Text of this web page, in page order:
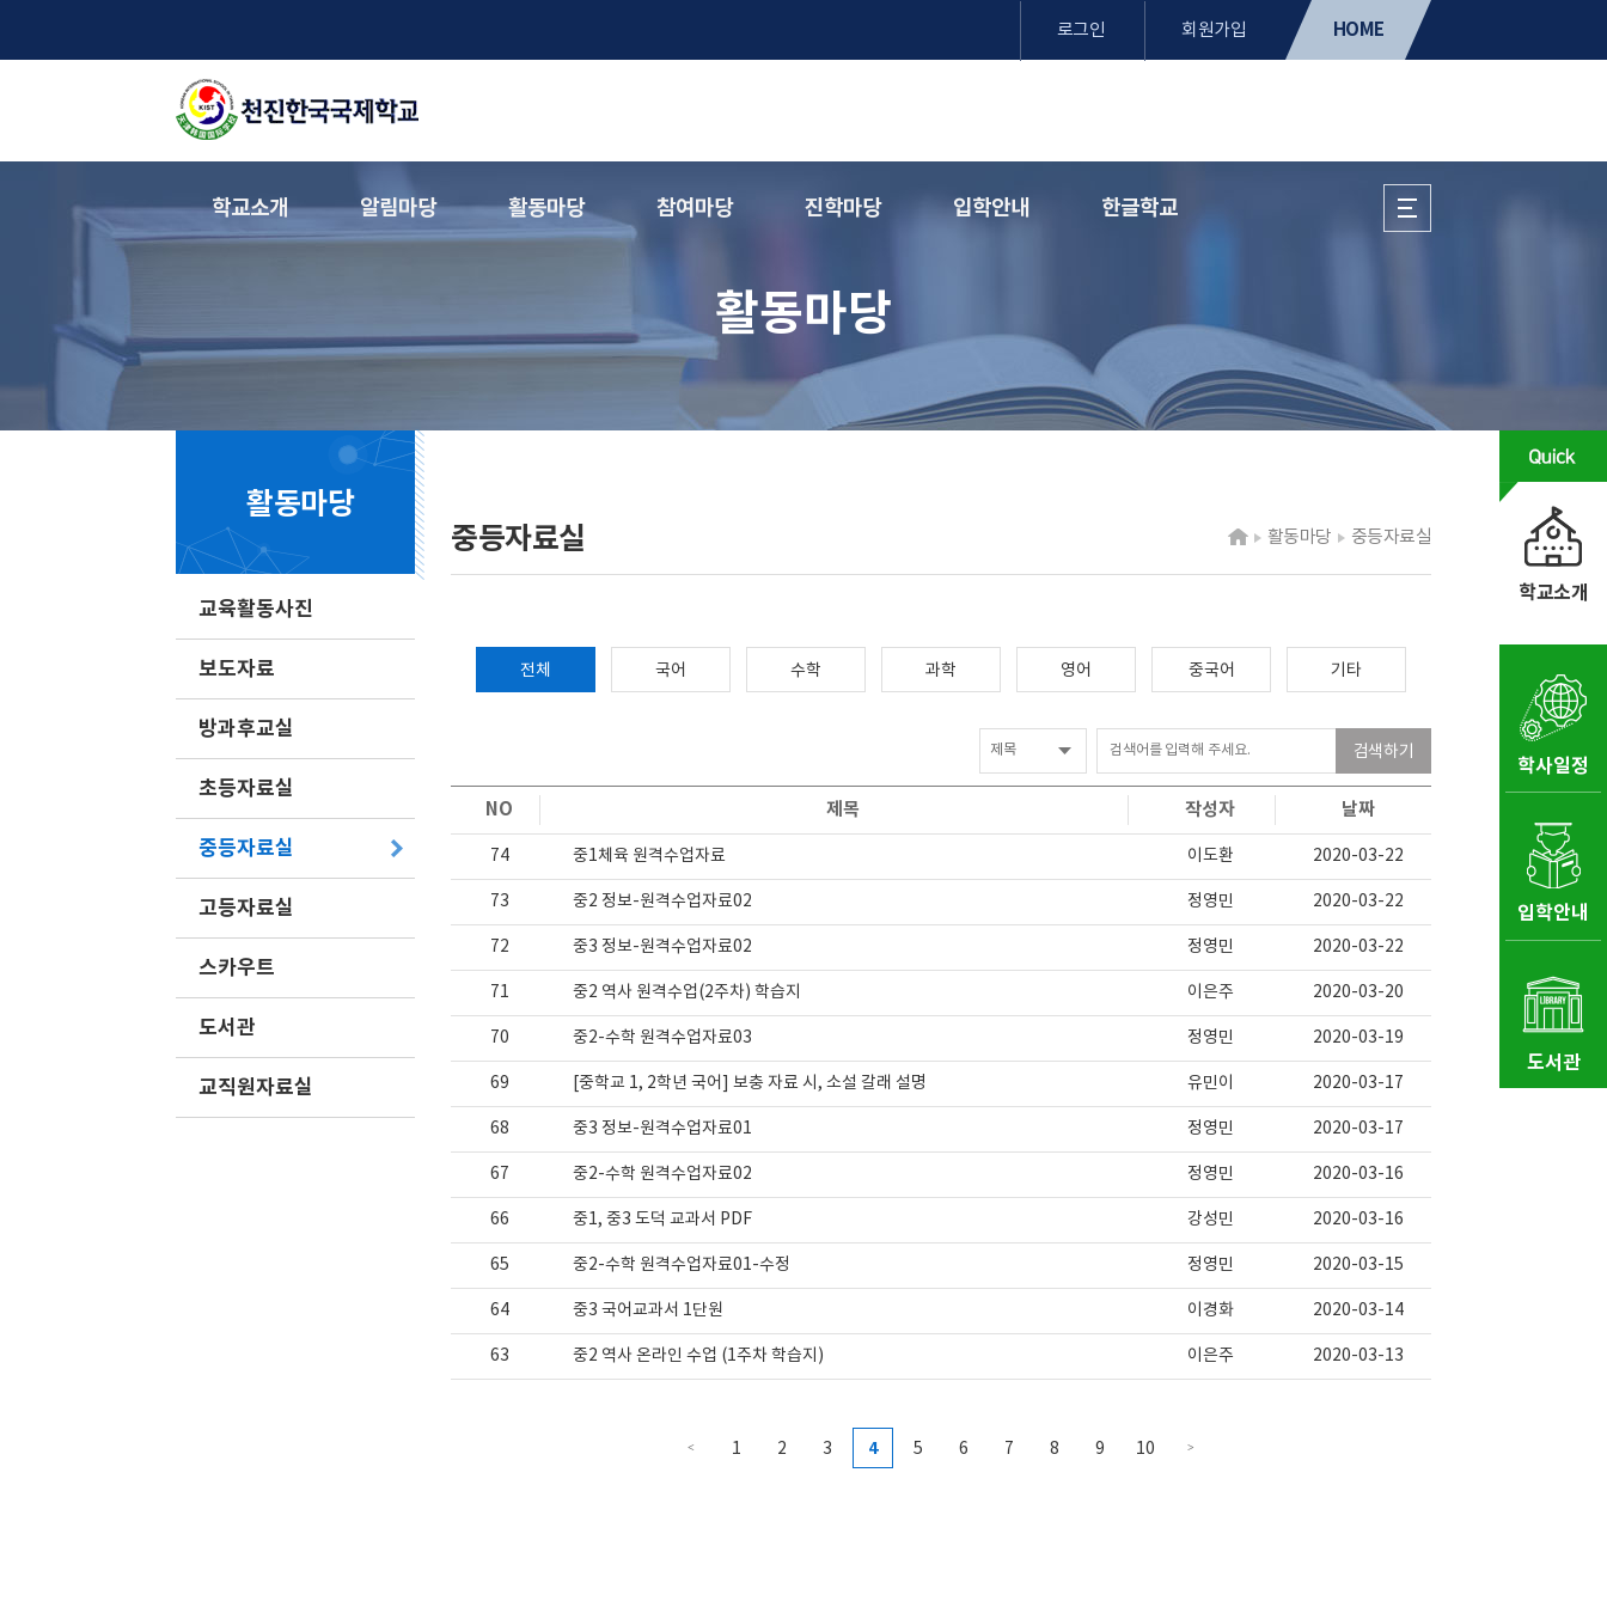
로그인 회원가입 HOME
학교소개 알림마당 활동마당 참여마당 진학마당 입학안내 한글학교
활동마당
활동마당
교육활동사진
보도자료
방과후교실
초등자료실
중등자료실
고등자료실
스카우트
도서관
교직원자료실
중등자료실 활동마당 중등자료실
전체 국어 수학 과학 영어 중국어 기타
검색하기
NO 제목 작성자 날짜
74 중1체육 원격수업자료 이도환 2020-03-22
73 중2 정보-원격수업자료02 정영민 2020-03-22
72 중3 정보-원격수업자료02 정영민 2020-03-22
71 중2 역사 원격수업(2주차) 학습지 이은주 2020-03-20
70 중2-수학 원격수업자료03 정영민 2020-03-19
69 [중학교 1, 2학년 국어] 보충 자료 시, 소설 갈래 설명 유민이 2020-03-17
68 중3 정보-원격수업자료01 정영민 2020-03-17
67 중2-수학 원격수업자료02 정영민 2020-03-16
66 중1, 중3 도덕 교과서 PDF 강성민 2020-03-16
65 중2-수학 원격수업자료01-수정 정영민 2020-03-15
64 중3 국어교과서 1단원 이경화 2020-03-14
63 중2 역사 온라인 수업 (1주차 학습지) 이은주 2020-03-13
< 1 2 3 4 5 6 7 8 9 10 >
학교소개
학사일정
입학안내
도서관